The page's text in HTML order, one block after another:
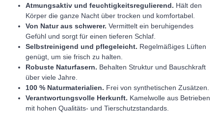
Atmungsaktiv und feuchtigkeitsregulierend. Hält den
Körper die ganze Nacht über trocken und komfortabel.
Von Natur aus schwerer. Vermittelt ein beruhigendes
Gefühl und sorgt für einen tieferen Schlaf.
Selbstreinigend und pflegeleicht. Regelmäßiges Lüften
genügt, um sie frisch zu halten.
Robuste Naturfasern. Behalten Struktur und Bauschkraft
über viele Jahre.
100 % Naturmaterialien. Frei von synthetischen Zusätzen.
Verantwortungsvolle Herkunft. Kamelwolle aus Betrieben
mit hohen Qualitäts- und Tierschutzstandards.